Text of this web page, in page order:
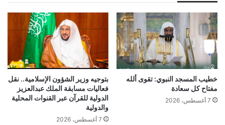
خطيب المسجد النبوي: تقوى ألله
مفتاح كل سعادة
7 أغسطس، 2026
بتوجيه وزير الشؤون الإسلامية.. نقل
فعاليات مسابقة الملك عبدالعزيز
الدولية للقرآن عبر القنوات المحلية
والدولية
7 أغسطس، 2026